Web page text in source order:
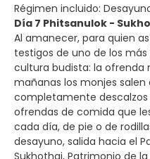
Régimen incluido:
Día 7 Phitsanulok -
Al amanecer, para quien
testigos de uno de los
cultura budista: la ofrenda
mañanas los monjes salen
completamente descalzos
ofrendas de comida que
cada día, de pie o de
desayuno, salida hacia el
Sukhothai, Patrimonio de